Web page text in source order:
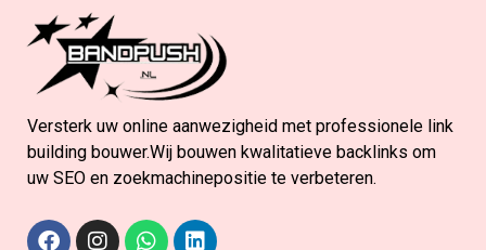
Versterk uw online aanwezigheid met professionele link
building bouwer.Wij bouwen kwalitatieve backlinks om
uw SEO en zoekmachinepositie te verbeteren.